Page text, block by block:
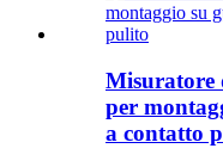
Misuratore
per
a contatto